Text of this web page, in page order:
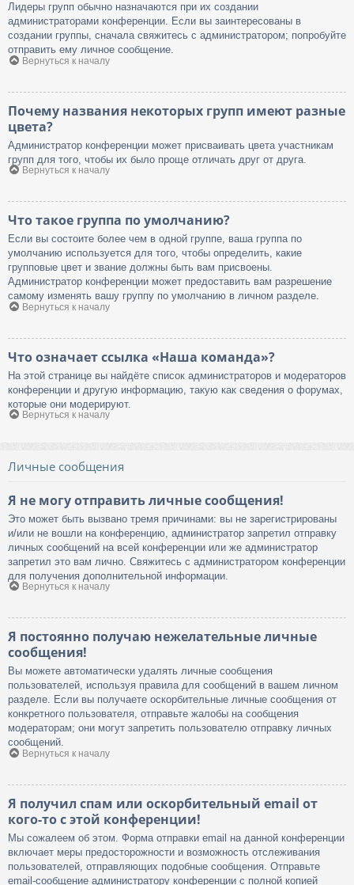
Лидеры групп обычно назначаются при их создании
администраторами конференции. Если вы заинтересованы в
создании группы, сначала свяжитесь с администратором; попробуйте
отправить ему личное сообщение.
Вернуться к началу
Почему названия некоторых групп имеют разные
цвета?
Администратор конференции может присваивать цвета участникам
групп для того, чтобы их было проще отличать друг от друга.
Вернуться к началу
Что такое группа по умолчанию?
Если вы состоите более чем в одной группе, ваша группа по
умолчанию используется для того, чтобы определить, какие
групповые цвет и звание должны быть вам присвоены.
Администратор конференции может предоставить вам разрешение
самому изменять вашу группу по умолчанию в личном разделе.
Вернуться к началу
Что означает ссылка «Наша команда»?
На этой странице вы найдёте список администраторов и модераторов
конференции и другую информацию, такую как сведения о форумах,
которые они модерируют.
Вернуться к началу
Личные сообщения
Я не могу отправить личные сообщения!
Это может быть вызвано тремя причинами: вы не зарегистрированы
и/или не вошли на конференцию, администратор запретил отправку
личных сообщений на всей конференции или же администратор
запретил это вам лично. Свяжитесь с администратором конференции
для получения дополнительной информации.
Вернуться к началу
Я постоянно получаю нежелательные личные
сообщения!
Вы можете автоматически удалять личные сообщения
пользователей, используя правила для сообщений в вашем личном
разделе. Если вы получаете оскорбительные личные сообщения от
конкретного пользователя, отправьте жалобы на сообщения
модераторам; они могут запретить пользователю отправку личных
сообщений.
Вернуться к началу
Я получил спам или оскорбительный email от
кого-то с этой конференции!
Мы сожалеем об этом. Форма отправки email на данной конференции
включает меры предосторожности и возможность отслеживания
пользователей, отправляющих подобные сообщения. Отправьте
email-сообщение администратору конференции с полной копией